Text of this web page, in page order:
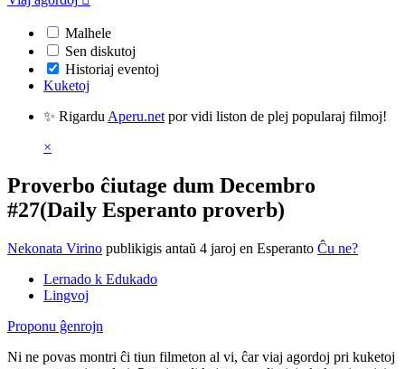
Malhele
Sen diskutoj
Historiaj eventoj
Kuketoj
✨ Rigardu Aperu.net por vidi liston de plej popularaj filmoj!
×
Proverbo ĉiutage dum Decembro
#27(Daily Esperanto proverb)
Nekonata Virino publikigis antaŭ 4 jaroj en Esperanto Ĉu ne?
Lernado k Edukado
Lingvoj
Proponu ĝenrojn
Ni ne povas montri ĉi tiun filmeton al vi, ĉar viaj agordoj pri kuketoj